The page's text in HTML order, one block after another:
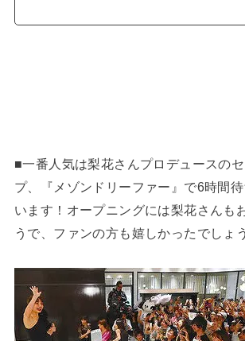
■一番人気は梨花さんプロデュースの
プ、『メゾンドリーファー』で6時間
います！オープニングには梨花さんも
うで、ファンの方も嬉しかったでしょ